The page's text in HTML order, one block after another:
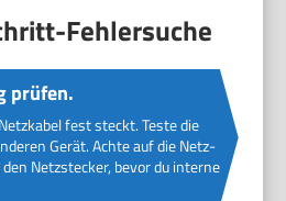
Fehlersuche
prüfen.
fest steckt. Teste die
Gerät. Achte auf die Netz-
Netzstecker, bevor du interne